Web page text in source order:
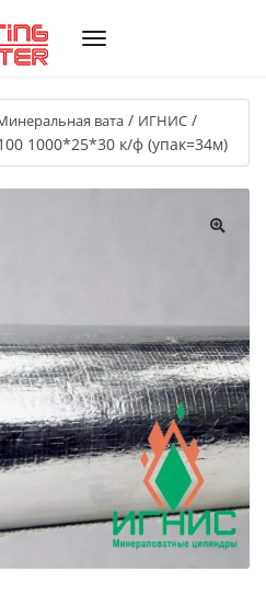
вата / ИГНИС /
1000*25*30 к/ф (упак=34м)